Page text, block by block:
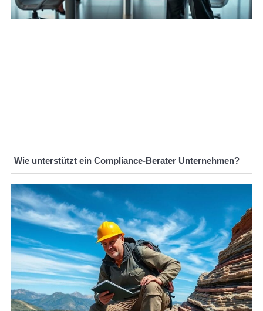
Wie unterstützt ein Compliance-Berater Unternehmen?